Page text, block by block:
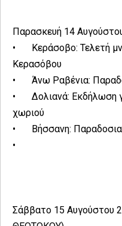
Παρασκευή 14
•
Κεράσοβο: Τελετή
Κερασόβου
•
Άνω Ραβένια:
•
Δολιανά: Εκδήλωση
χωριού
•
Βήσσανη:
•
Σάββατο 15